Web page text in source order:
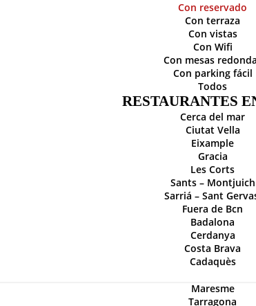
Con reservado
Con terraza
Con vistas
Con Wifi
Con mesas
Con parking fácil
Todos
RESTAURANTES
Cerca del mar
Ciutat Vella
Eixample
Gracia
Les Corts
Sants – Montjuich
Sarriá – Sant
Fuera de Bcn
Badalona
Cerdanya
Costa Brava
Cadaquès
Maresme
Tarragona